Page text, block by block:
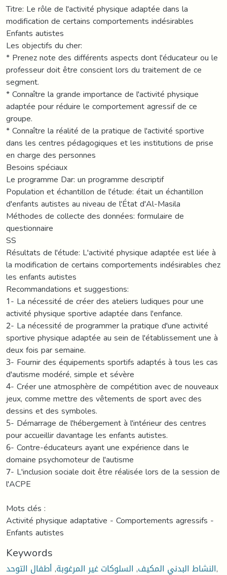
Titre: Le rôle de l'activité physique adaptée dans la
modification de certains comportements indésirables
Enfants autistes
Les objectifs du cher:
* Prenez note des différents aspects dont l'éducateur ou le
professeur doit être conscient lors du traitement de ce
segment.
* Connaître la grande importance de l'activité physique
adaptée pour réduire le comportement agressif de ce
groupe.
* Connaître la réalité de la pratique de l'activité sportive
dans les centres pédagogiques et les institutions de prise
en charge des personnes
Besoins spéciaux
Le programme Dar: un programme descriptif
Population et échantillon de l'étude: était un échantillon
d'enfants autistes au niveau de l'État d'Al-Masila
Méthodes de collecte des données: formulaire de
questionnaire
SS
Résultats de l'étude: L'activité physique adaptée est liée à
la modification de certains comportements indésirables chez
les enfants autistes
Recommandations et suggestions:
1- La nécessité de créer des ateliers ludiques pour une
activité physique sportive adaptée dans l'enfance.
2- La nécessité de programmer la pratique d'une activité
sportive physique adaptée au sein de l'établissement une à
deux fois par semaine.
3- Fournir des équipements sportifs adaptés à tous les cas
d'autisme modéré, simple et sévère
4- Créer une atmosphère de compétition avec de nouveaux
jeux, comme mettre des vêtements de sport avec des
dessins et des symboles.
5- Démarrage de l'hébergement à l'intérieur des centres
pour accueillir davantage les enfants autistes.
6- Contre-éducateurs ayant une expérience dans le
domaine psychomoteur de l'autisme
7- L'inclusion sociale doit être réalisée lors de la session de
l'ACPE
Mots clés :
Activité physique adaptative - Comportements agressifs -
Enfants autistes
Keywords
النشاط البدني المكيف, السلوكات غير المرغوبة,أطفال التوحد ,